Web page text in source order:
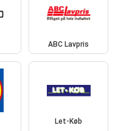
ABC Lavpris
Let-Køb